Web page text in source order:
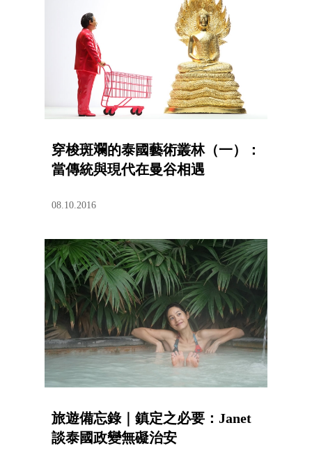
穿梭斑斕的泰國藝術叢林（一）：
當傳統與現代在曼谷相遇
08.10.2016
旅遊備忘錄｜鎮定之必要：Janet
談泰國政變無礙治安